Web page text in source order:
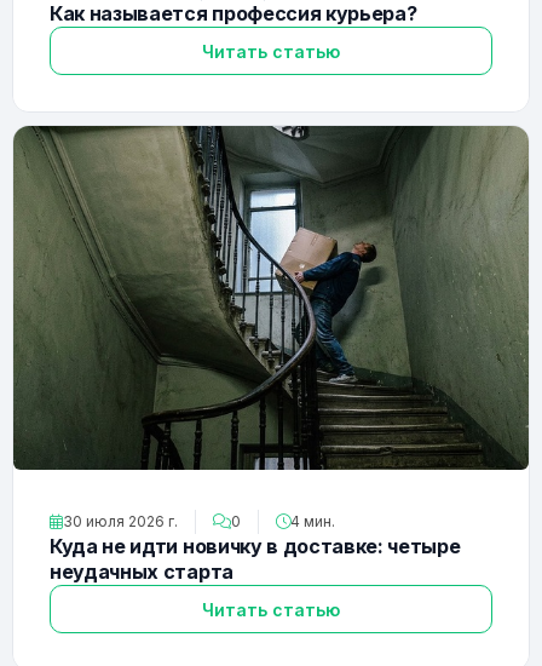
Как называется профессия курьера?
Читать статью
30 июля 2026 г. 0 4 мин.
Куда не идти новичку в доставке: четыре
неудачных старта
Читать статью